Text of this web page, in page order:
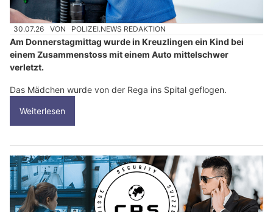
30.07.26 VON POLIZEI.NEWS REDAKTION
Am Donnerstagmittag wurde in Kreuzlingen ein Kind bei
einem Zusammenstoss mit einem Auto mittelschwer
verletzt.
Das Mädchen wurde von der Rega ins Spital geflogen.
Weiterlesen